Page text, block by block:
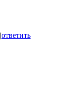
|ответить